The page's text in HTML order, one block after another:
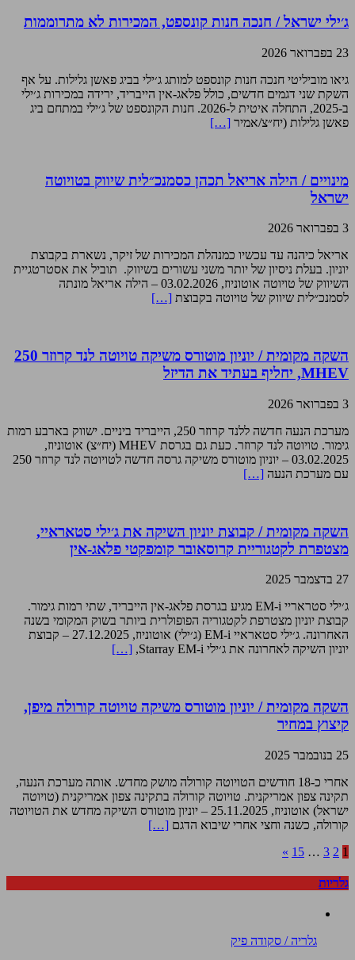
ג׳ילי ישראל / חנכה חנות קונספט, המכירות לא מתרוממות
23 בפברואר 2026
גיאו מוביליטי חנכה חנות קונספט למותג ג׳ילי בביג פאשן גלילות. על אף
השקת שני דגמים חדשים, כולל פלאג-אין הייבריד, ירידה במכירות ג׳ילי
ב-2025, התחלה איטית ל-2026. חנות הקונספט של ג׳ילי במתחם ביג
פאשן גלילות (יח״צ/אמיר […]
מינויים / הילה אריאל תכהן כסמנכ״לית שיווק בטויוטה
ישראל
3 בפברואר 2026
אריאל כיהנה עד עכשיו כמנהלת המכירות של זיקר, נשארת בקבוצת
יוניון. בעלת ניסיון של יותר משני עשורים בשיווק. תוביל את אסטרטגיית
השיווק של טויוטה אוטוניוז, 03.02.2026 – הילה אריאל מונתה
לסמנכ״לית שיווק של טויוטה בקבוצת […]
השקה מקומית / יוניון מוטורס משיקה טויוטה לנד קרוזר 250
MHEV, יחליף בעתיד את הדיזל
3 בפברואר 2026
מערכת הנעה חדשה ללנד קרוזר 250, הייבריד ביניים. ישווק בארבע רמות
גימור. טויוטה לנד קרוזר. כעת גם בגרסת MHEV (יח״צ) אוטוניוז,
03.02.2025 – יוניון מוטורס משיקה גרסה חדשה לטויוטה לנד קרוזר 250
עם מערכת הנעה […]
השקה מקומית / קבוצת יוניון השיקה את ג׳ילי סטאראיי,
מצטפרת לקטגוריית קרוסאובר קומפקטי פלאג-אין
27 בדצמבר 2025
ג׳ילי סטראריי EM-i מגיע בגרסת פלאג-אין הייבריד, שתי רמות גימור.
קבוצת יוניון מצטרפת לקטגוריה הפופולרית ביותר בשוק המקומי בשנה
האחרונה. ג׳ילי סטאראיי EM-i (ג׳ילי) אוטוניוז, 27.12.2025 – קבוצת
יוניון השיקה לאחרונה את ג׳ילי Starray EM-i,
[…]
השקה מקומית / יוניון מוטורס משיקה טויוטה קורולה מיפן,
קיצוץ במחיר
25 בנובמבר 2025
אחרי כ-18 חודשים הטויוטה קורולה מושק מחדש. אותה מערכת הנעה,
תקינה צפון אמריקנית. טויוטה קורולה בתקינה צפון אמריקנית (טויוטה
ישראל) אוטוניוז, 25.11.2025 – יוניון מוטורס השיקה מחדש את הטויוטה
קורולה, כשנה וחצי אחרי שיבוא הדגם […]
1
2
3
…
15
»
גלריות
גלריה / סקודה פיק